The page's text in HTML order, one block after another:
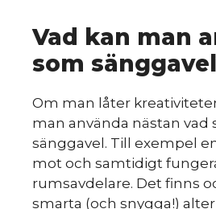
Vad kan man
som
Om man låter
man använda nästan vad
sänggavel. Till exempel
mot och samtidigt
rumsavdelare. Det finns
smarta (och snygga!)